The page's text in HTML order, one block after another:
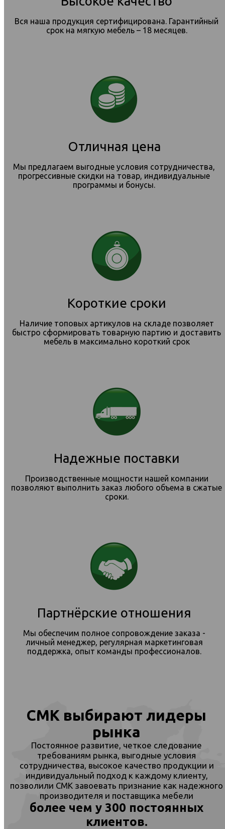
Вся наша продукция сертифицирована. Гарантийный
срок на мягкую мебель – 18 месяцев.
Отличная цена
Мы предлагаем выгодные условия сотрудничества,
прогрессивные скидки на товар, индивидуальные
программы и бонусы.
Короткие сроки
Наличие топовых артикулов на складе позволяет
быстро сформировать товарную партию и доставить
мебель в максимально короткий срок
Надежные поставки
Производственные мощности нашей компании
позволяют выполнить заказ любого объема в сжатые
сроки.
Партнёрские отношения
Мы обеспечим полное сопровождение заказа -
личный менеджер, регулярная маркетинговая
поддержка, опыт команды профессионалов.
СМК выбирают лидеры
рынка
Постоянное развитие, четкое следование
требованиям рынка, выгодные условия
сотрудничества, высокое качество продукции и
индивидуальный подход к каждому клиенту,
позволили СМК завоевать признание как надежного
производителя и поставщика мебели
более чем у 300 постоянных
клиентов.